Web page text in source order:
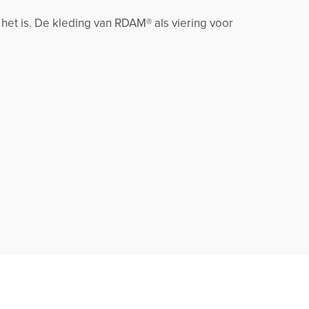
is. De kleding van RDAM® als viering voor